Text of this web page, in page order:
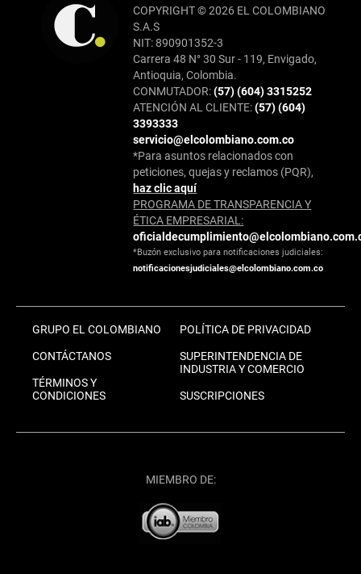
COPYRIGHT © 2026 EL COLOMBIANO
S.A.S
NIT: 890901352-3
Carrera 48 N° 30 Sur - 119, Envigado,
Antioquia, Colombia.
CONMUTADOR:(57) (604) 3315252
ATENCIÓN AL CLIENTE:(57) (604)
3393333
servicio@elcolombiano.com.co
*Para asuntos relacionados con
peticiones, quejas y reclamos (PQR),
haz clic aquí
PROGRAMA DE TRANSPARENCIA Y
ÉTICA EMPRESARIAL:
*Buzón exclusivo para notificaciones judiciales:
notificacionesjudiciales@elcolombiano.com.co
GRUPO EL COLOMBIANO
CONTÁCTANOS
TÉRMINOS Y
CONDICIONES
POLÍTICA DE PRIVACIDAD
SUPERINTENDENCIA DE
INDUSTRIA Y COMERCIO
SUSCRIPCIONES
MIEMBRO DE: